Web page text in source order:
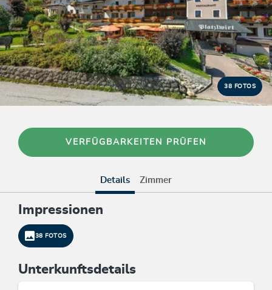
38 FOTOS
VERFÜGBARKEITEN PRÜFEN
Details Zimmer
Impressionen
38 FOTOS
Unterkunftsdetails